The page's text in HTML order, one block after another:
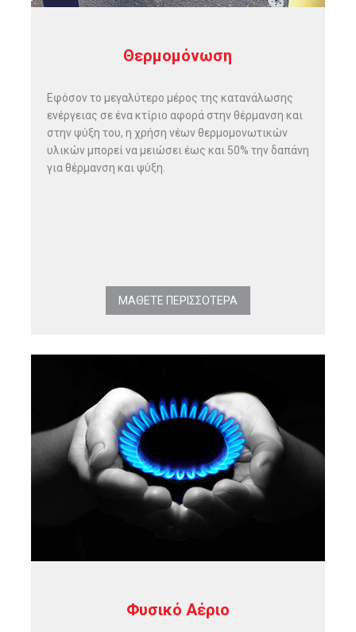
Θερμομόνωση
Εφόσον το μεγαλύτερο μέρος της κατανάλωσης
ενέργειας σε ένα κτίριο αφορά στην θέρμανση και
στην ψύξη του, η χρήση νέων θερμομονωτικών
υλικών μπορεί να μειώσει έως και 50% την δαπάνη
για θέρμανση και ψύξη.
ΜΑΘΕΤΕ ΠΕΡΙΣΣΟΤΕΡΑ
Φυσικό Αέριο